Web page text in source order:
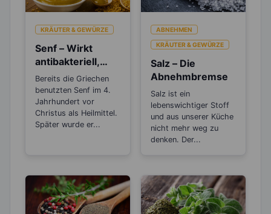
KRÄUTER & GEWÜRZE
Senf – Wirkt
antibakteriell,
entzündungshem
mend und
Blutdruck
senkend
Bereits die Griechen
benutzten Senf im 4.
Jahrhundert vor
Christus als Heilmittel.
Später wurde er...
ABNEHMEN
KRÄUTER & GEWÜRZE
Salz – Die
Abnehmbremse
Salz ist ein
lebenswichtiger Stoff
und aus unserer Küche
nicht mehr weg zu
denken. Der...